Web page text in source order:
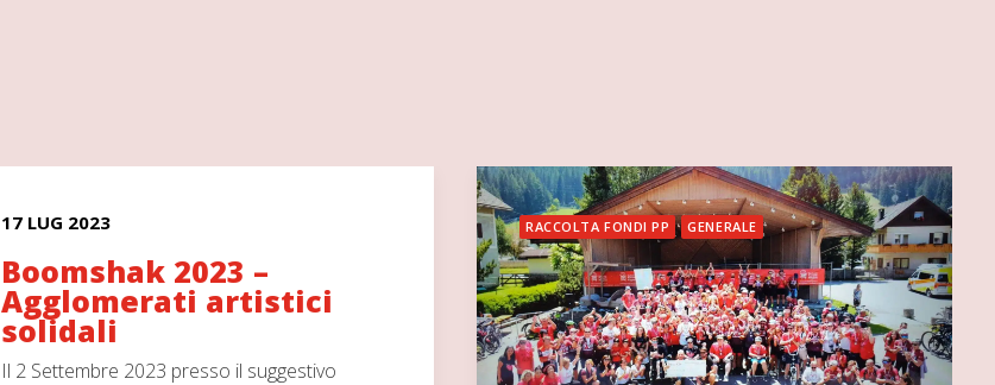
17 LUG 2023
Boomshak 2023 –
Agglomerati artistici
solidali
Il 2 Settembre 2023 presso il suggestivo
RACCOLTA FONDI PP GENERALE